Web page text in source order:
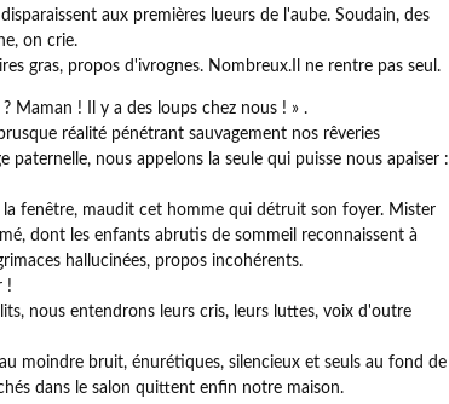
aux premières lueurs de l'aube. Soudain, des
on crie.
gras, propos d'ivrognes. Nombreux.Il ne rentre pas seul.
Maman ! Il y a des loups chez nous ! » .
réalité pénétrant sauvagement nos rêveries
paternelle, nous appelons la seule qui puisse nous apaiser :
fenêtre, maudit cet homme qui détruit son foyer. Mister
dont les enfants abrutis de sommeil reconnaissent à
hallucinées, propos incohérents.
!
nous entendrons leurs cris, leurs luttes, voix d'outre
moindre bruit, énurétiques, silencieux et seuls au fond de
dans le salon quittent enfin notre maison.